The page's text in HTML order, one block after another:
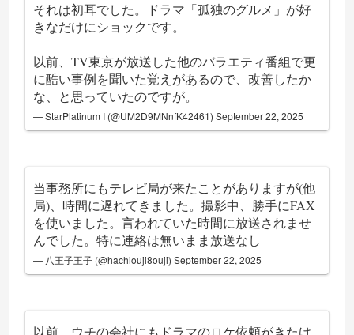
それは初耳でした。ドラマ「孤独のグルメ」が好
きなだけにショックです。
以前、TV東京が放送した他のバラエティ番組で更
に酷い事例を聞いた覚えがあるので、改善したか
な、と思っていたのですが。
— StarPlatinum I (@UM2D9MNnfK42461)September 22, 2025
当事務所にもテレビ局が来たことがありますが(他
局)、時間に遅れてきました。撮影中、勝手にFAX
を使いました。言われていた時間に放送されませ
んでした。特に連絡は無いまま放送なし
— 八王子王子 (@hachiouji8ouji)September 22, 2025